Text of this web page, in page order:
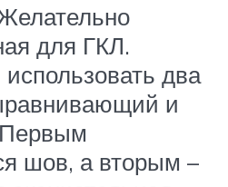
для ГКЛ.
два
и
шов, а вторым –